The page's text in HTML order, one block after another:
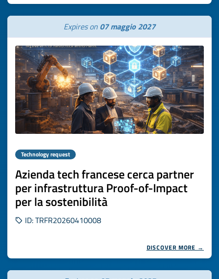
Expires on 07 maggio 2027
Technology request
Azienda tech francese cerca partner
per infrastruttura Proof-of-Impact
per la sostenibilità
ID: TRFR20260410008
DISCOVER MORE →